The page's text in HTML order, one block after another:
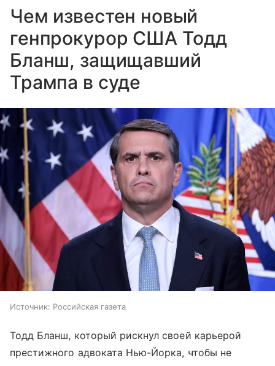
Чем известен новый
генпрокурор США Тодд
Бланш, защищавший
Трампа в суде
Источник: Российская газета
Тодд Бланш, который рискнул своей карьерой
престижного адвоката Нью-Йорка, чтобы не